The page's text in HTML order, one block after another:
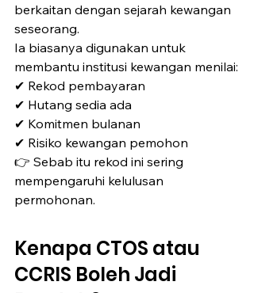
berkaitan dengan sejarah kewangan
seseorang.
Ia biasanya digunakan untuk
membantu institusi kewangan menilai:
✔ Rekod pembayaran
✔ Hutang sedia ada
✔ Komitmen bulanan
✔ Risiko kewangan pemohon
👉 Sebab itu rekod ini sering
mempengaruhi kelulusan
permohonan.
Kenapa CTOS atau
CCRIS Boleh Jadi